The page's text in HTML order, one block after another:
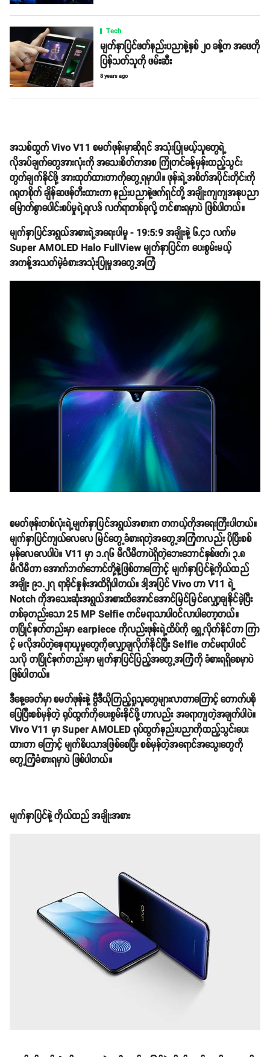
Tech
မျက်နှာပြင်ဖတ်နည်းပညာနဲ့နှစ် ၂၀ ခန့်က အဖေကို
ပြန်သတ်သူကို ဖမ်းဆီး
8 years ago
အသစ်ထွက် Vivo V11 စမတ်ဖုန်းမှာဆိုရင် အသုံးပြုမယ့်သူတွေရဲ့
လိုအပ်ချက်တွေအားလုံးကို အသေးစိတ်ကအစ ကြိုတင်ခန့်မှန်းထည့်သွင်း
တွက်ချက်နိုင်ဖို့ အားထုတ်ထားတာကိုတွေ့ရမှာပါ။ ဖုန်းရဲ့အစိတ်အပိုင်းတိုင်းကို
ဂရုတစိုက် ချိန်ဆဖန်တီးထားကာ နည်းပညာနဲ့ဖက်ရှင်တို့ အချိုးကျကျအနုပညာ
မြောက်စွာပေါင်းစပ်မှုရဲ့ရလဒ် လက်ရာတစ်ခုလို့ တင်စားရမှာပဲ ဖြစ်ပါတယ်။
မျက်နှာပြင်အရွယ်အစားရဲ့အရေးပါမှု - 19:5:9 အချိုးနဲ့ ၆.၄၁ လက်မ
Super AMOLED Halo FullView မျက်နှာပြင်က ပေးစွမ်းမယ့်
အကန့်အသတ်မဲ့ခံစားအသုံးပြုမှုအတွေ့အကြုံ
စမတ်ဖုန်းတစ်လုံးရဲ့မျက်နှာပြင်အရွယ်အစားက တကယ့်ကိုအရေးကြီးပါတယ်။
မျက်နှာပြင်ကျယ်လေလေ မြင်တွေ့ခံစားရတဲ့အတွေ့အကြုံကလည်း ပိုပြီးစစ်
မှန်လေလေပါပဲ။ V11 မှာ ၁.၇၆ မီလီမီတာပဲရှိတဲ့ဘေးဘောင်နှစ်ဖက်၊ ၃.၈
မီလီမီတာ အောက်ဘက်ဘောင်တို့နဲ့ဖြစ်တာကြောင့် မျက်နှာပြင်နဲ့ကိုယ်ထည်
အချိုး ၉၁.၂၇ ရာခိုင်နှုန်းအထိရှိပါတယ်။ ဒါ့အပြင် Vivo ဟာ V11 ရဲ့
Notch ကိုအသေးဆုံးအရွယ်အစားထိအောင်အောင်မြင်မြင်လျှော့ချနိုင်ခဲ့ပြီး
တစ်ခုတည်းသော 25 MP Selfie ကင်မရာသာပါဝင်လာပါတော့တယ်။
တပြိုင်နက်တည်းမှာ earpiece ကိုလည်းဖုန်းရဲ့ထိပ်ကို ရွှေ့လိုက်နိုင်တာ ကြာ
င့် မလိုအပ်တဲ့နေရာယူမှုတွေကိုလျှော့ချလိုက်နိုင်ပြီး Selfie ကင်မရာပါဝင်
သလို တပြိုင်နက်တည်းမှာ မျက်နှာပြင်ပြည့်အတွေ့အကြုံကို ခံစားရရှိစေမှာပဲ
ဖြစ်ပါတယ်။
ဒီနေ့ခေတ်မှာ စမတ်ဖုန်းနဲ့ ဗွီဒီယိုကြည့်ရှုသူတွေများလာတာကြောင့် တောက်ပစို
ပြေပြီးစစ်မှန်တဲ့ ရုပ်ထွက်ကိုပေးစွမ်းနိုင်ဖို့ ဟာလည်း အခရာကျတဲ့အချက်ပါပဲ။
Vivo V11 မှာ Super AMOLED ရုပ်ထွက်နည်းပညာကိုထည့်သွင်းပေး
ထားတာ ကြောင့် မျက်စိပသာဒဖြစ်စေပြီး စစ်မှန်တဲ့အရောင်အသွေးတွေကို
တွေ့ကြုံခံစားရမှာပဲ ဖြစ်ပါတယ်။
မျက်နှာပြင်နဲ့ ကိုယ်ထည် အချိုးအစား